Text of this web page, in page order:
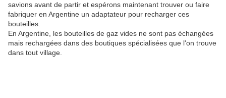
savions avant de partir et espérons maintenant trouver ou faire
fabriquer en Argentine un adaptateur pour recharger ces
bouteilles.
En Argentine, les bouteilles de gaz vides ne sont pas échangées
mais rechargées dans des boutiques spécialisées que l'on trouve
dans tout village.